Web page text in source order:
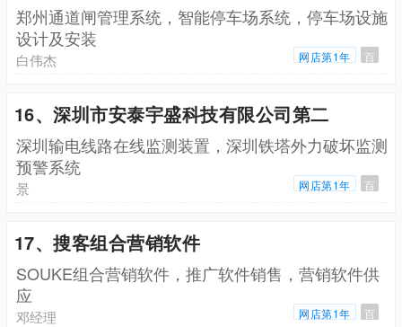
郑州通道闸管理系统，智能停车场系统，停车场设施
设计及安装
白伟杰 网店第1年 百
16、深圳市安泰宇盛科技有限公司第二
深圳输电线路在线监测装置，深圳铁塔外力破坏监测
预警系统
景 网店第1年 百
17、搜客组合营销软件
SOUKE组合营销软件，推广软件销售，营销软件供
应
邓经理 网店第1年 百